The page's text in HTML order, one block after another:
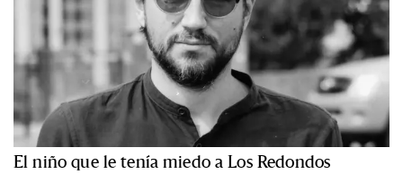
El niño que le tenía miedo a Los Redondos